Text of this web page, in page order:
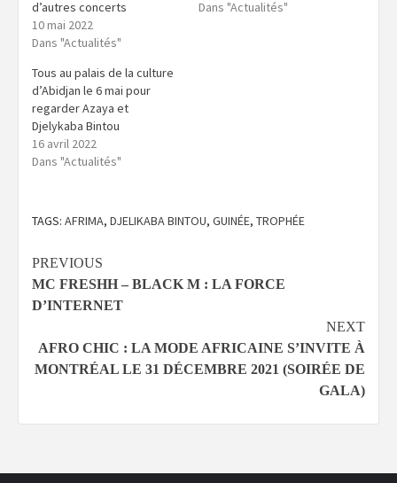
d’autres concerts
10 mai 2022
Dans "Actualités"
Dans "Actualités"
Tous au palais de la culture
d’Abidjan le 6 mai pour
regarder Azaya et
Djelykaba Bintou
16 avril 2022
Dans "Actualités"
TAGS: AFRIMA, DJELIKABA BINTOU, GUINÉE, TROPHÉE
Continue
Reading
PREVIOUS
MC FRESHH – BLACK M : LA FORCE
D’INTERNET
NEXT
AFRO CHIC : LA MODE AFRICAINE S’INVITE À
MONTRÉAL LE 31 DÉCEMBRE 2021 (SOIRÉE DE
GALA)